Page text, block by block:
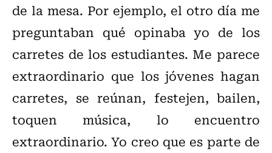
de la mesa. Por ejemplo, el otro día me
preguntaban qué opinaba yo de los
carretes de los estudiantes. Me parece
extraordinario que los jóvenes hagan
carretes, se reúnan, festejen, bailen,
toquen música, lo encuentro
extraordinario. Yo creo que es parte de